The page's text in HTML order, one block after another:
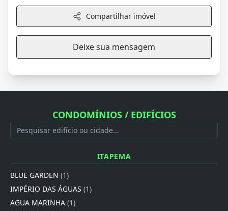
Compartilhar imóvel
Deixe sua mensagem
CONDOMÍNIOS / EDIFÍCIOS
ITAPEMA
BLUE GARDEN (1)
IMPÉRIO DAS ÁGUAS (1)
AGUA MARINHA (1)